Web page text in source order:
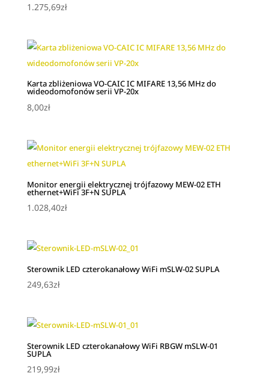
1.275,69zł
Karta zbliżeniowa VO-CAIC IC MIFARE 13,56 MHz do
wideodomofonów serii VP-20x
8,00zł
Monitor energii elektrycznej trójfazowy MEW-02 ETH
ethernet+WiFi 3F+N SUPLA
1.028,40zł
Sterownik LED czterokanałowy WiFi mSLW-02 SUPLA
249,63zł
Sterownik LED czterokanałowy WiFi RBGW mSLW-01
SUPLA
219,99zł